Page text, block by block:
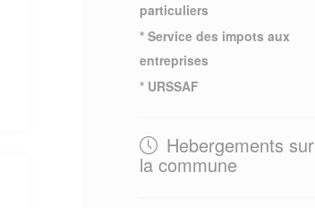
particuliers
* Service des impots aux
entreprises
* URSSAF
Hebergements sur
la commune